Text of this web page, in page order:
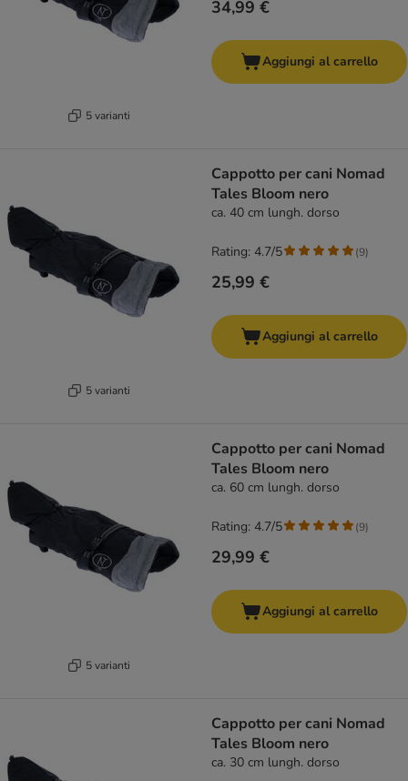
5 varianti
34,99 €
Aggiungi al carrello
5 varianti
Cappotto per cani Nomad
Tales Bloom nero
ca. 40 cm lungh. dorso
25,99 €
Rating: 4.7/5 (9)
Aggiungi al carrello
5 varianti
Cappotto per cani Nomad
Tales Bloom nero
ca. 60 cm lungh. dorso
29,99 €
Rating: 4.7/5 (9)
Aggiungi al carrello
Cappotto per cani Nomad
Tales Bloom nero
ca. 30 cm lungh. dorso